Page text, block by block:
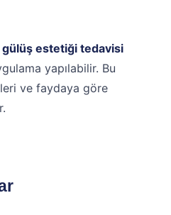
gülüş estetiği tedavisi
yapılabilir. Bu
ve faydaya göre